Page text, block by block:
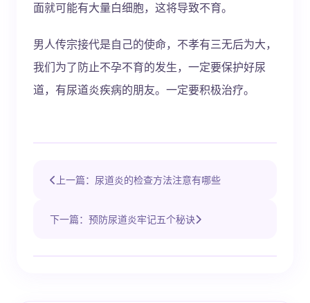
面就可能有大量白细胞，这将导致不育。
男人传宗接代是自己的使命，不孝有三无后为大，
我们为了防止不孕不育的发生，一定要保护好尿
道，有尿道炎疾病的朋友。一定要积极治疗。
上一篇：尿道炎的检查方法注意有哪些
下一篇：预防尿道炎牢记五个秘诀